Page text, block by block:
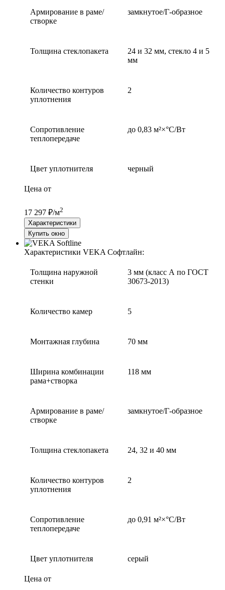
Армирование в раме/
створке
замкнутое/Г-образное
Толщина стеклопакета
24 и 32 мм, стекло 4 и 5
мм
Количество контуров
уплотнения
2
Сопротивление
теплопередаче
до 0,83 м²×°С/Вт
Цвет уплотнителя черный
Цена от
17 297 ₽/м2
Характеристики
Купить окно
Характеристики VEKA Софтлайн:
Толщина наружной
стенки
3 мм (класс А по ГОСТ
30673-2013)
Количество камер 5
Монтажная глубина 70 мм
Ширина комбинации
рама+створка
118 мм
Армирование в раме/
створке
замкнутое/Г-образное
Толщина стеклопакета 24, 32 и 40 мм
Количество контуров
уплотнения
2
Сопротивление
теплопередаче
до 0,91 м²×°С/Вт
Цвет уплотнителя серый
Цена от